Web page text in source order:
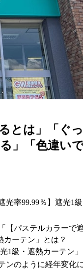
とは」「
」「色違いで
率99.99％】遮光1
パステルカラーで
カーテン」とは？
級・遮熱カーテン
のように経年変化